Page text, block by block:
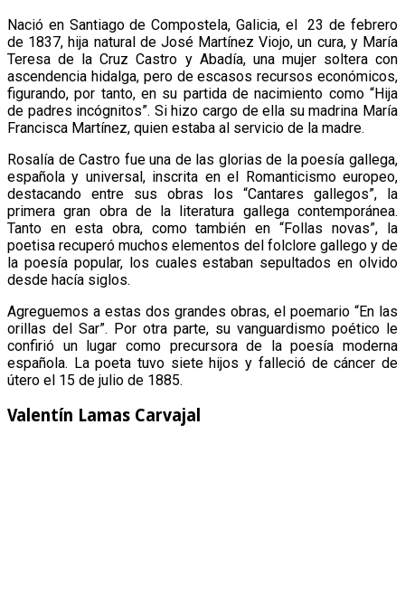
Nació en Santiago de Compostela, Galicia, el 23 de febrero
de 1837, hija natural de José Martínez Viojo, un cura, y María
Teresa de la Cruz Castro y Abadía, una mujer soltera con
ascendencia hidalga, pero de escasos recursos económicos,
figurando, por tanto, en su partida de nacimiento como “Hija
de padres incógnitos”. Si hizo cargo de ella su madrina María
Francisca Martínez, quien estaba al servicio de la madre.
Rosalía de Castro fue una de las glorias de la poesía gallega,
española y universal, inscrita en el Romanticismo europeo,
destacando entre sus obras los “Cantares gallegos”, la
primera gran obra de la literatura gallega contemporánea.
Tanto en esta obra, como también en “Follas novas”, la
poetisa recuperó muchos elementos del folclore gallego y de
la poesía popular, los cuales estaban sepultados en olvido
desde hacía siglos.
Agreguemos a estas dos grandes obras, el poemario “En las
orillas del Sar”. Por otra parte, su vanguardismo poético le
confirió un lugar como precursora de la poesía moderna
española. La poeta tuvo siete hijos y falleció de cáncer de
útero el 15 de julio de 1885.
Valentín Lamas Carvajal